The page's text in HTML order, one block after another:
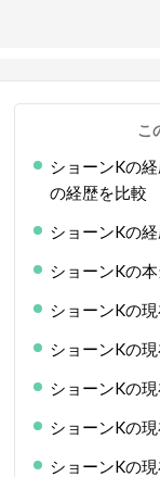
こ
ショーンKの
の経歴を比較
ショーンKの
ショーンKの
ショーンKの
ショーンKの
ショーンKの
ショーンKの
ショーンKの